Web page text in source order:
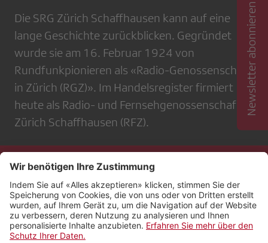
Die SRG Zürich Schaffhausen kann auf eine
lange Geschichte zurückblicken. Gegründet
wurde sie am 16. Februar 1924 von
Rundfunkpionieren als «Radio-Genossenschaft
in Zürich (RGZ)». Im Handelsregister firmiert sie
heute als Radio- und Fernsehgenossenschaft
Zürich Schaffhausen (RFZ).
Newsletter abonnieren
Kontakt
Impressum
Rechtliches
Netiquette